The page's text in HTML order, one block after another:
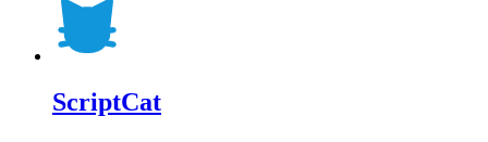
ScriptCat